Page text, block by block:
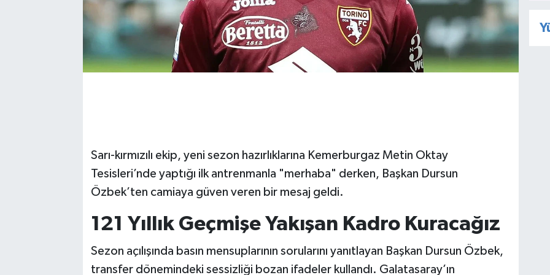
Sarı-kırmızılı ekip, yeni sezon hazırlıklarına Kemerburgaz Metin Oktay
Tesisleri’nde yaptığı ilk antrenmanla "merhaba" derken, Başkan Dursun
Özbek’ten camiaya güven veren bir mesaj geldi.
121 Yıllık Geçmişe Yakışan Kadro Kuracağız
Sezon açılışında basın mensuplarının sorularını yanıtlayan Başkan Dursun Özbek,
transfer dönemindeki sessizliği bozan ifadeler kullandı. Galatasaray’ın